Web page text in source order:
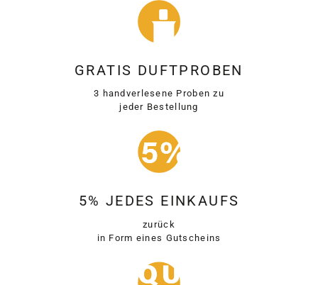
GRATIS DUFTPROBEN
3 handverlesene Proben zu
jeder Bestellung
5% JEDES EINKAUFS
zurück
in Form eines Gutscheins